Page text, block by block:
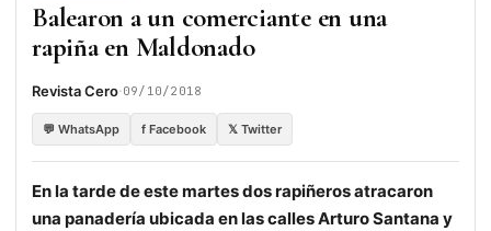
Balearon a un comerciante en una
rapiña en Maldonado
Revista Cero·09/10/2018
💬 WhatsApp f Facebook 𝕏 Twitter
En la tarde de este martes dos rapiñeros atracaron
una panadería ubicada en las calles Arturo Santana y